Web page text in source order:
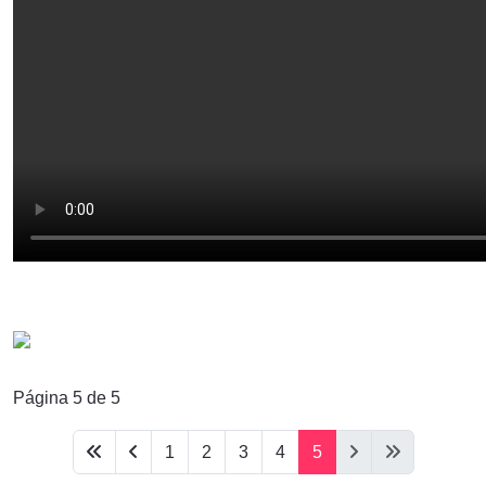
Página 5 de 5
1 2 3 4 5